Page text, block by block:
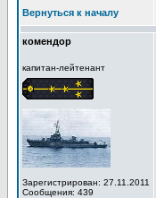
Вернуться к началу
комендор
капитан-лейтенант
Зарегистрирован: 27.11.2011
Сообщения: 439